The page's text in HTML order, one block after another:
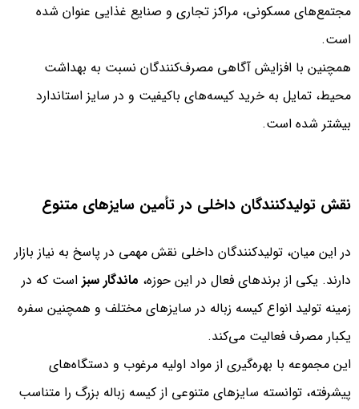
مجتمع‌های مسکونی، مراکز تجاری و صنایع غذایی عنوان شده
است.
همچنین با افزایش آگاهی مصرف‌کنندگان نسبت به بهداشت
محیط، تمایل به خرید کیسه‌های باکیفیت و در سایز استاندارد
بیشتر شده است.
نقش تولیدکنندگان داخلی در تأمین سایزهای متنوع
در این میان، تولیدکنندگان داخلی نقش مهمی در پاسخ به نیاز بازار
دارند. یکی از برندهای فعال در این حوزه، ماندگار سبز است که در
زمینه تولید انواع کیسه زباله در سایزهای مختلف و همچنین سفره
یکبار مصرف فعالیت می‌کند.
این مجموعه با بهره‌گیری از مواد اولیه مرغوب و دستگاه‌های
پیشرفته، توانسته سایزهای متنوعی از کیسه زباله بزرگ را متناسب